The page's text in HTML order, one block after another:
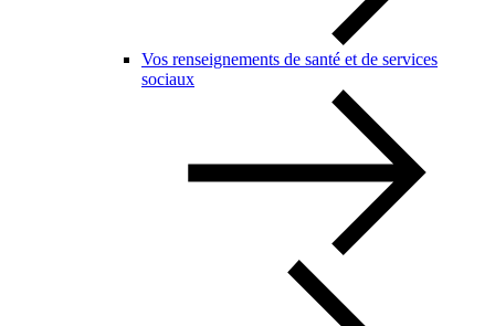
Vos renseignements de santé et de services
sociaux